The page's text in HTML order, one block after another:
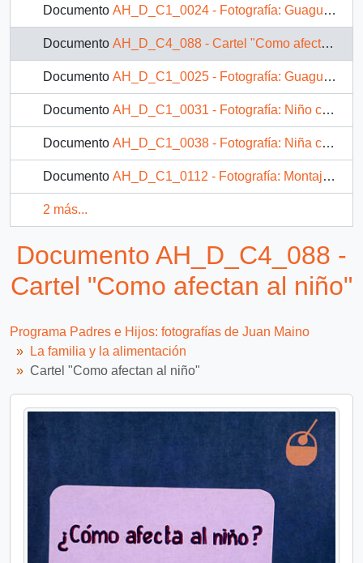
Documento AH_D_C1_0024 - Fotografía: Guagua sentada en el exterior de una casa tomando sol
Documento AH_D_C4_088 - Cartel "Como afectan al niño"
Documento AH_D_C1_0025 - Fotografía: Guagua en el exterior de una casa con una pelota
Documento AH_D_C1_0031 - Fotografía: Niño comiendo pan
Documento AH_D_C1_0038 - Fotografía: Niña comiendo pan y leche
Documento AH_D_C1_0112 - Fotografía: Montaje fotográfico de un niño alimentándose de tallarines y de una niña comiendo avena
2 más...
Documento AH_D_C4_088 -
Cartel "Como afectan al niño"
Programa Padres e Hijos: fotografías de Juan Maino
La familia y la alimentación
Cartel "Como afectan al niño"